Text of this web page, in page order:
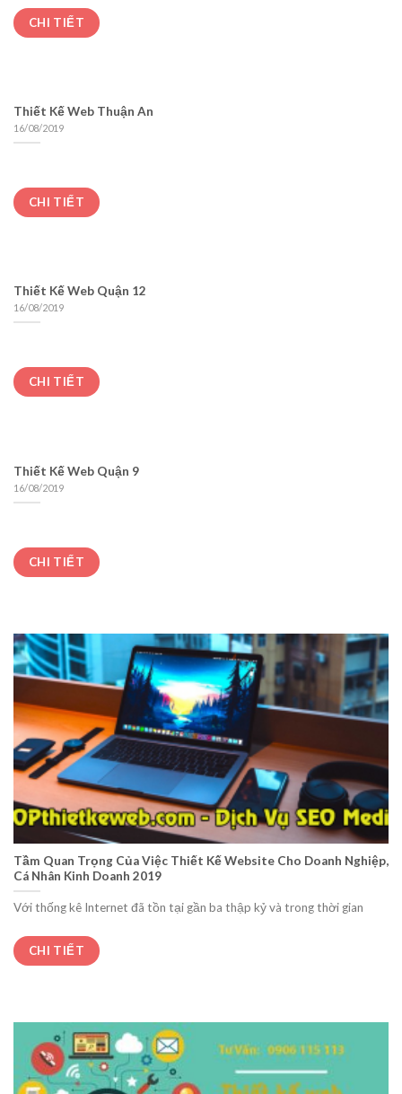
CHI TIẾT
Thiết Kế Web Thuận An
16/08/2019
CHI TIẾT
Thiết Kế Web Quận 12
16/08/2019
CHI TIẾT
Thiết Kế Web Quận 9
16/08/2019
CHI TIẾT
Tầm Quan Trọng Của Việc Thiết Kế Website Cho Doanh Nghiệp,
Cá Nhân Kinh Doanh 2019
Với thống kê Internet đã tồn tại gần ba thập kỷ và trong thời gian
CHI TIẾT